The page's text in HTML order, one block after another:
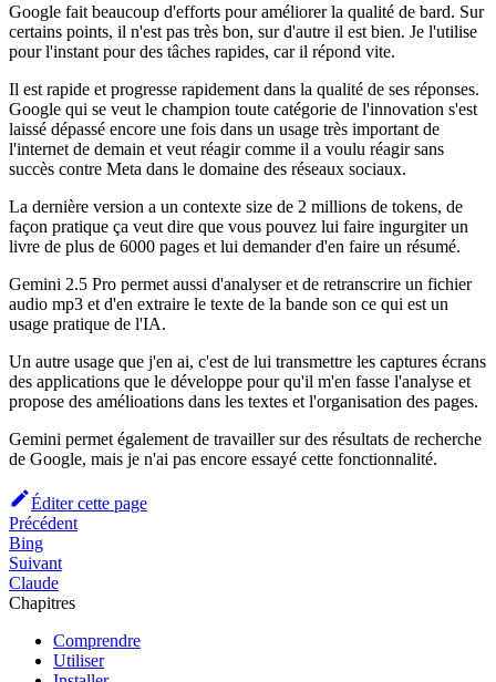
Google fait beaucoup d'efforts pour améliorer la qualité de bard. Sur
certains points, il n'est pas très bon, sur d'autre il est bien. Je l'utilise
pour l'instant pour des tâches rapides, car il répond vite.
Il est rapide et progresse rapidement dans la qualité de ses réponses.
Google qui se veut le champion toute catégorie de l'innovation s'est
laissé dépassé encore une fois dans un usage très important de
l'internet de demain et veut réagir comme il a voulu réagir sans
succès contre Meta dans le domaine des réseaux sociaux.
La dernière version a un contexte size de 2 millions de tokens, de
façon pratique ça veut dire que vous pouvez lui faire ingurgiter un
livre de plus de 6000 pages et lui demander d'en faire un résumé.
Gemini 2.5 Pro permet aussi d'analyser et de retranscrire un fichier
audio mp3 et d'en extraire le texte de la bande son ce qui est un
usage pratique de l'IA.
Un autre usage que j'en ai, c'est de lui transmettre les captures écrans
des applications que le développe pour qu'il m'en fasse l'analyse et
propose des amélioations dans les textes et l'organisation des pages.
Gemini permet également de travailler sur des résultats de recherche
de Google, mais je n'ai pas encore essayé cette fonctionnalité.
Éditer cette page
Précédent
Bing
Suivant
Claude
Chapitres
Comprendre
Utiliser